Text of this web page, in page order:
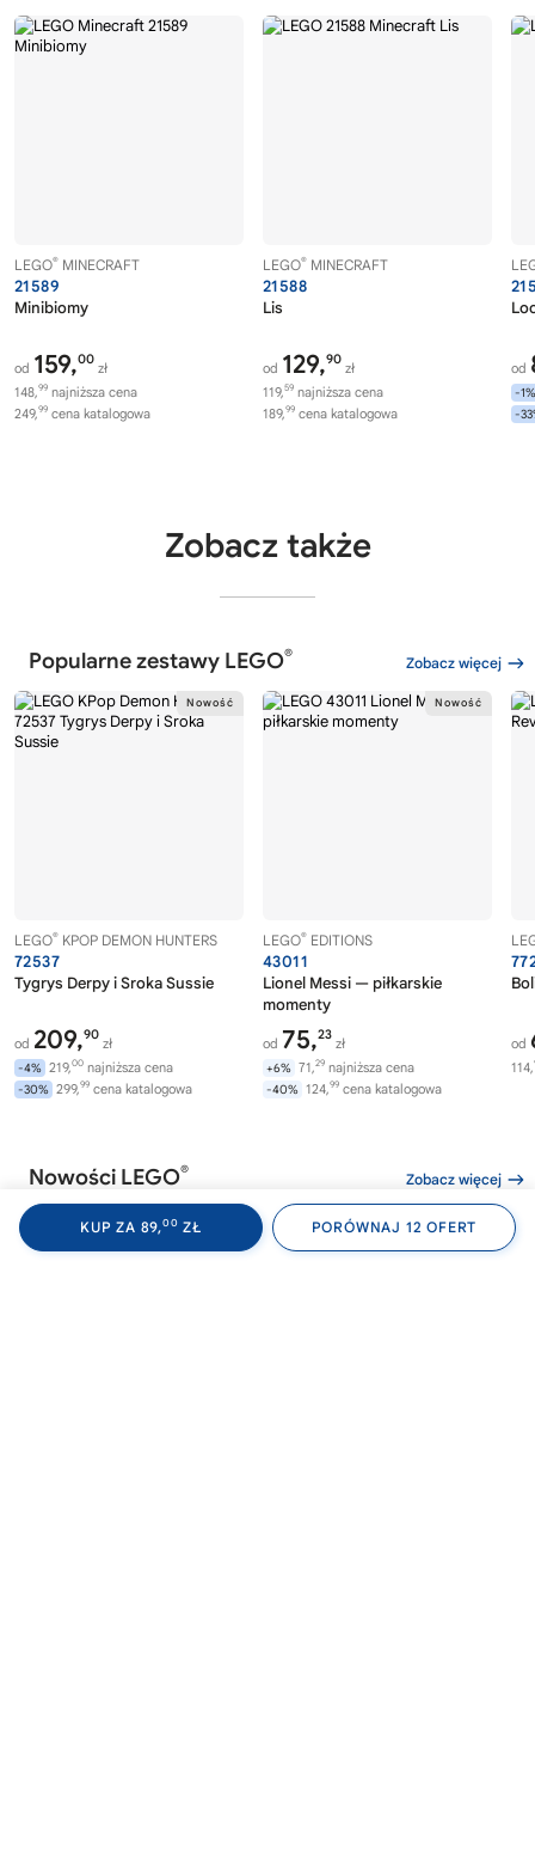
LEGO® MINECRAFT
21589
Minibiomy
od 159,00
zł
148,99 najniższa cena
249,99 cena katalogowa
LEGO® MINECRAFT
21588
Lis
od 129,90
zł
119,59 najniższa cena
189,99 cena katalogowa
od
-1%
-
KUP ZA 89,00 ZŁ PORÓWNAJ 12 OFERT
Zobacz także
Popularne zestawy LEGO® Zobacz więcej
LEGO® KPOP DEMON HUNTERS
72537
Tygrys Derpy i Sroka Sussie
od 209,90
zł
-4% 219,00 najniższa cena
-30% 299,99 cena katalogowa
LEGO® EDITIONS
43011
Lionel Messi — piłkarskie
momenty
od 75,23
zł
+6% 71,29 najniższa cena
-40% 124,99 cena katalogowa
od
114,
Nowości LEGO® Zobacz więcej